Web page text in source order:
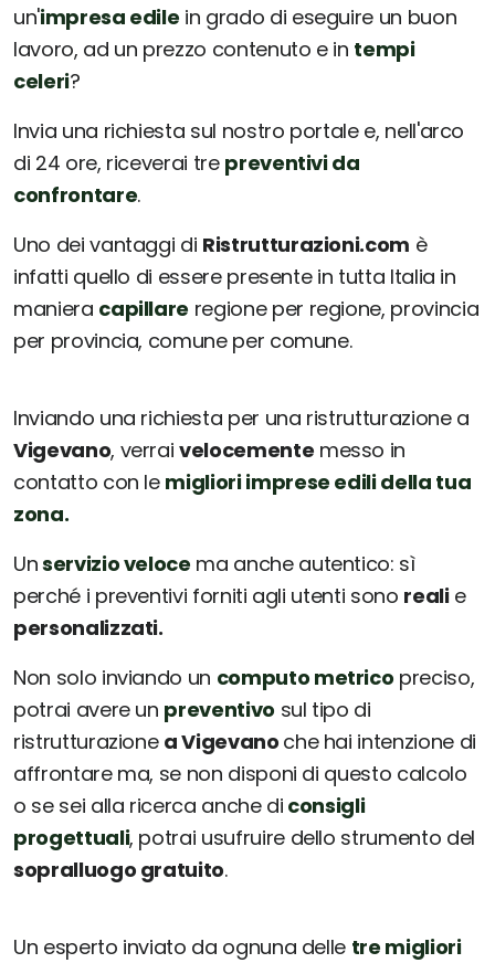
un'impresa edile in grado di eseguire un buon
lavoro, ad un prezzo contenuto e in tempi
celeri?
Invia una richiesta sul nostro portale e, nell'arco
di 24 ore, riceverai tre preventivi da
confrontare.
Uno dei vantaggi di Ristrutturazioni.com è
infatti quello di essere presente in tutta Italia in
maniera capillare regione per regione, provincia
per provincia, comune per comune.
Inviando una richiesta per una ristrutturazione a
Vigevano, verraivelocemente messo in
contatto con le migliori imprese edili della tua
zona.
Unservizio veloce ma anche autentico: sì
perché i preventivi forniti agli utenti sono realie
personalizzati.
Non solo inviando un computo metrico preciso,
potrai avere un preventivo sul tipo di
ristrutturazione a Vigevano che hai intenzione di
affrontare ma, se non disponi di questo calcolo
o se sei alla ricerca anche di consigli
progettuali, potrai usufruire dello strumento del
sopralluogo gratuito.
Un esperto inviato da ognuna delle tre migliori